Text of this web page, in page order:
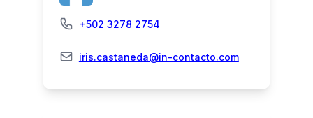
+502 3278 2754
iris.castaneda@in-contacto.com